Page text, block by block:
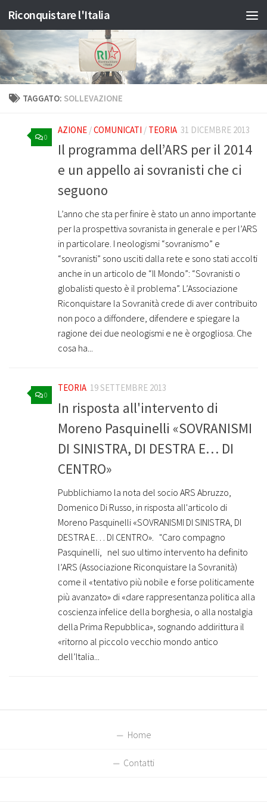
Salta al contenuto
Riconquistare l'Italia
TAGGATO: SOLLEVAZIONE
0
AZIONE /COMUNICATI / TEORIA 31 DICEMBRE 2013
Il programma dell’ARS per il 2014
e un appello ai sovranisti che ci
seguono
L’anno che sta per finire è stato un anno importante
per la prospettiva sovranista in generale e per l’ARS
in particolare. I neologismi “sovranismo” e
“sovranisti” sono usciti dalla rete e sono stati accolti
anche in un articolo de “Il Mondo”: “Sovranisti o
globalisti questo è il problema”. L’Associazione
Riconquistare la Sovranità crede di aver contribuito
non poco a diffondere, difendere e spiegare la
ragione dei due neologismi e ne è orgogliosa. Che
cosa ha...
0
TEORIA 19 SETTEMBRE 2013
In risposta all'intervento di
Moreno Pasquinelli «SOVRANISMI
DI SINISTRA, DI DESTRA E… DI
CENTRO»
Pubblichiamo la nota del socio ARS Abruzzo,
Domenico Di Russo, in risposta all'articolo di
Moreno Pasquinelli «SOVRANISMI DI SINISTRA, DI
DESTRA E… DI CENTRO». "Caro compagno
Pasquinelli, nel suo ultimo intervento ha definito
l’ARS (Associazione Riconquistare la Sovranità)
come il «tentativo più nobile e forse politicamente
più avanzato» di «dare rappresentanza politica alla
coscienza infelice della borghesia, o alla nostalgia
della Prima Repubblica», sognando addirittura il
«ritorno al piccolo vecchio mondo antico
dell’Italia...
Home
Contatti